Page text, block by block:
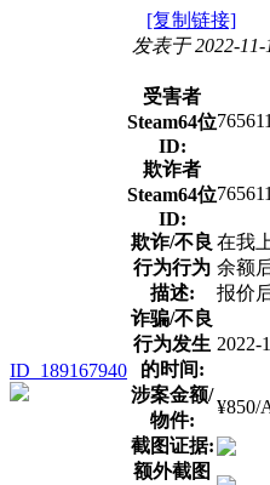
[复制链接]
ID_189167940
发表于 2022-11-
受害者
Steam64位
ID:
欺诈者
Steam64位
ID:
欺诈/不良
行为行为
描述:
在我
余额
报价
诈骗/不良
行为发生
的时间:
2022-
涉案金额/
物件:
¥850/
截图证据:
额外截图